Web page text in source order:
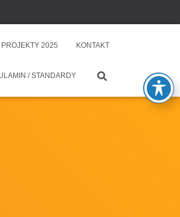
PROJEKTY 2025 KONTAKT
/ STANDARDY